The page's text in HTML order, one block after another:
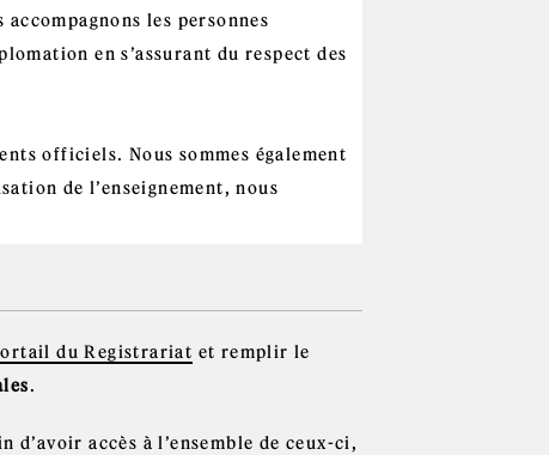
les personnes
en s’assurant du respect des
officiels. Nous sommes également
de l’enseignement, nous
du Registrariat et remplir le
.
accès à l’ensemble de ceux-ci,